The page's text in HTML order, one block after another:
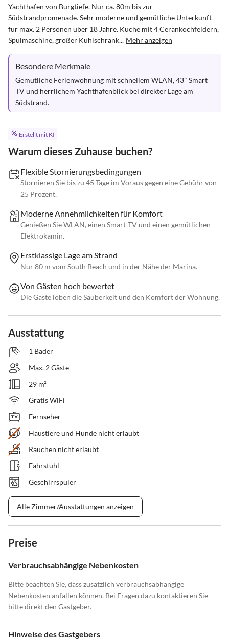
Yachthafen von Burgtiefe. Nur ca. 80m bis zur
Südstrandpromenade. Sehr moderne und gemütliche Unterkunft
für max. 2 Personen über 18 Jahre. Küche mit 4 Cerankochfeldern,
Spülmaschine, großer Kühlschrank... Mehr anzeigen
Besondere Merkmale
Gemütliche Ferienwohnung mit schnellem WLAN, 43" Smart
TV und herrlichem Yachthafenblick bei direkter Lage am
Südstrand.
Erstellt mit KI
Warum dieses Zuhause buchen?
Flexible Stornierungsbedingungen
Stornieren Sie bis zu 45 Tage im Voraus gegen eine Gebühr von
25 Prozent.
Moderne Annehmlichkeiten für Komfort
Genießen Sie WLAN, einen Smart-TV und einen gemütlichen
Elektrokamin.
Erstklassige Lage am Strand
Nur 80 m vom South Beach und in der Nähe der Marina.
Von Gästen hoch bewertet
Die Gäste loben die Sauberkeit und den Komfort der Wohnung.
Ausstattung
1 Bäder
Max. 2 Gäste
29 m²
Gratis WiFi
Fernseher
Haustiere und Hunde nicht erlaubt
Rauchen nicht erlaubt
Fahrstuhl
Geschirrspüler
Alle Zimmer/Ausstattungen anzeigen
Preise
Verbrauchsabhängige Nebenkosten
Bitte beachten Sie, dass zusätzlich verbrauchsabhängige
Nebenkosten anfallen können. Bei Fragen dazu kontaktieren Sie
bitte direkt den Gastgeber.
Hinweise des Gastgebers